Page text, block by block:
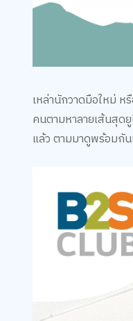
เหล่านักวาดมือใหม่ ห
คนตามหาลายเส้นสุด
แล้ว ตามมาดูพร้อมกัน